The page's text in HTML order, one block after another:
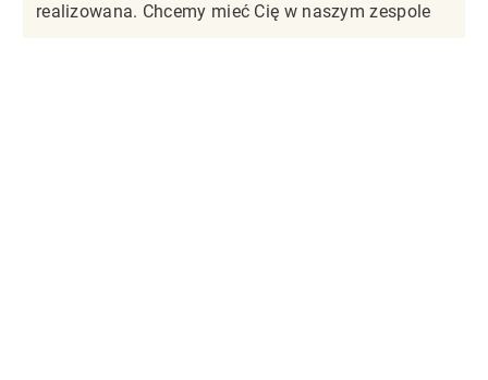
realizowana. Chcemy mieć Cię w naszym zespole